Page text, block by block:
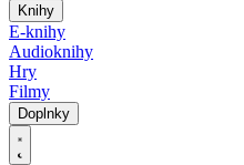
Knihy
E-knihy
Audioknihy
Hry
Filmy
Doplnky